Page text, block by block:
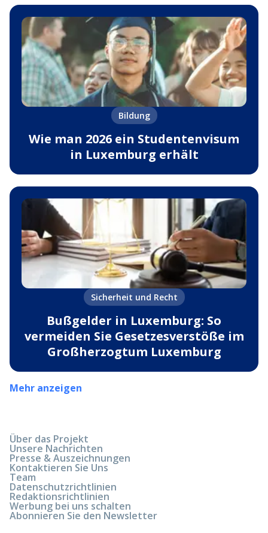
Bildung
Wie man 2026 ein Studentenvisum
in Luxemburg erhält
Sicherheit und Recht
Bußgelder in Luxemburg: So
vermeiden Sie Gesetzesverstöße im
Großherzogtum Luxemburg
Mehr anzeigen
Über das Projekt
Unsere Nachrichten
Presse & Auszeichnungen
Kontaktieren Sie Uns
Team
Datenschutzrichtlinien
Redaktionsrichtlinien
Werbung bei uns schalten
Abonnieren Sie den Newsletter